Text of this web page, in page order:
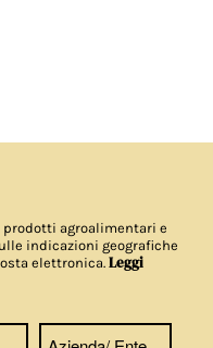
agroalimentari e
indicazioni geografiche
elettronica.Leggi